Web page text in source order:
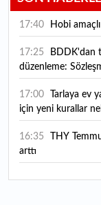
17:40 Hobi
17:25
düzenleme:
yürürlüğe girdi
17:00
için yeni kurallar
16:35
arttı
16:27 Piyasaların beklediği veri geldi: ABD tarım dışı istihdam